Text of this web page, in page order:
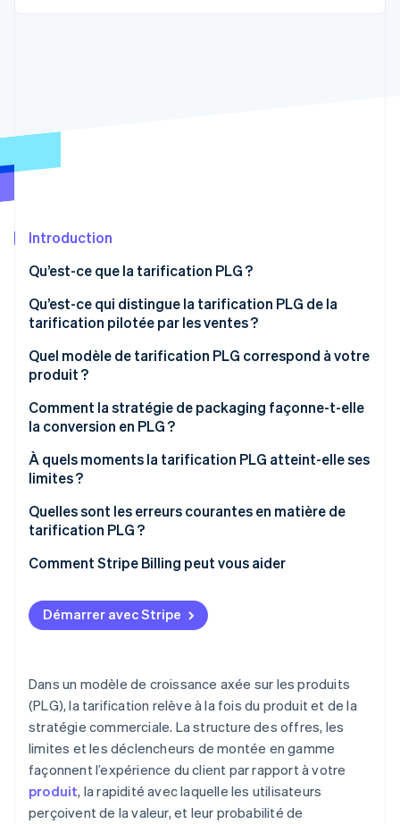
Découvrez les prochaines évolutions
Identity
Découvrez comment Stripe construit l’infrastructure
Regarder la vidéo
Commerce en ligne
Introduction
Qu’est-ce que la tarification PLG ?
Qu’est-ce qui distingue la tarification PLG de la
tarification pilotée par les ventes ?
Quel modèle de tarification PLG correspond à votre
produit ?
Freemium
Abonnements à tarification échelonnée
Tarification par utilisateur
Tarification à l’usage
Tarification hybride
Comment la stratégie de packaging façonne-t-elle
la conversion en PLG ?
À quels moments la tarification PLG atteint-elle ses
limites ?
Quelles sont les erreurs courantes en matière de
tarification PLG ?
Comment Stripe Billing peut vous aider
Démarrer avec Stripe
Dans un modèle de croissance axée sur les produits
(PLG), la tarification relève à la fois du produit et de la
stratégie commerciale. La structure des offres, les
limites et les déclencheurs de montée en gamme
façonnent l’expérience du client par rapport à votre
produit, la rapidité avec laquelle les utilisateurs
perçoivent de la valeur, et leur probabilité de